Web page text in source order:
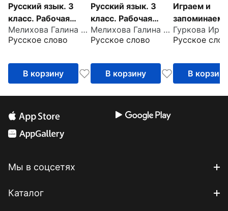
Русский язык. 3
класс. Рабочая
тетрадь к учебнику
Л.В. Кибиревой и
Часть 2
Мелихова Галина Ивановна
Русское слово
В корзину
Русский язык. 3
класс. Рабочая
тетрадь к учебнику
Л.В. Кибиревой и
Часть 1
Мелихова Галина Ивановна
Русское слово
В корзину
Играем и
запоминаем.
класс.
русскому
Русское
В корзину
Мы в соцсетях
Каталог